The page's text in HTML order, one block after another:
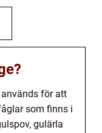
för att
som finns i
gulärla